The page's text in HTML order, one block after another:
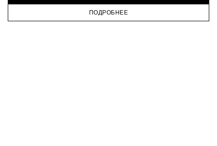
ПОДРОБНЕЕ
ГЛАВНАЯ КАТАЛОГ КОРЗИНА ПРОФИЛЬ
ТЕЛЕГРАМ
ПОДПИСАТЬСЯ НА НОВОСТИ